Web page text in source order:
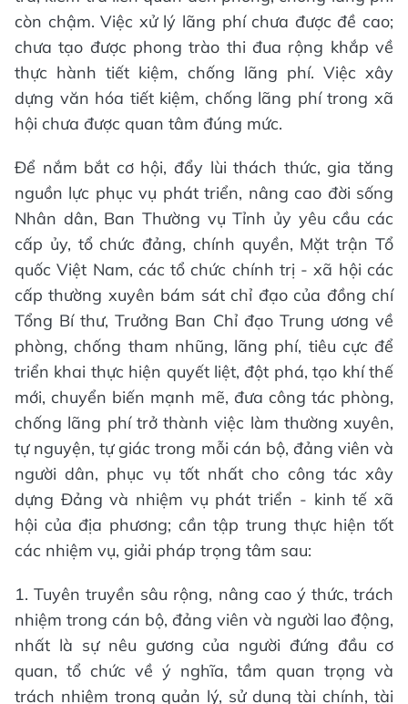
còn chậm. Việc xử lý lãng phí chưa được đề cao;
chưa tạo được phong trào thi đua rộng khắp về
thực hành tiết kiệm, chống lãng phí. Việc xây
dựng văn hóa tiết kiệm, chống lãng phí trong xã
hội chưa được quan tâm đúng mức.
Để nắm bắt cơ hội, đẩy lùi thách thức, gia tăng
nguồn lực phục vụ phát triển, nâng cao đời sống
Nhân dân, Ban Thường vụ Tỉnh ủy yêu cầu các
cấp ủy, tổ chức đảng, chính quyền, Mặt trận Tổ
quốc Việt Nam, các tổ chức chính trị - xã hội các
cấp thường xuyên bám sát chỉ đạo của đồng chí
Tổng Bí thư, Trưởng Ban Chỉ đạo Trung ương về
phòng, chống tham nhũng, lãng phí, tiêu cực để
triển khai thực hiện quyết liệt, đột phá, tạo khí thế
mới, chuyển biến mạnh mẽ, đưa công tác phòng,
chống lãng phí trở thành việc làm thường xuyên,
tự nguyện, tự giác trong mỗi cán bộ, đảng viên và
người dân, phục vụ tốt nhất cho công tác xây
dựng Đảng và nhiệm vụ phát triển - kinh tế xã
hội của địa phương; cần tập trung thực hiện tốt
các nhiệm vụ, giải pháp trọng tâm sau:
1. Tuyên truyền sâu rộng, nâng cao ý thức, trách
nhiệm trong cán bộ, đảng viên và người lao động,
nhất là sự nêu gương của người đứng đầu cơ
quan, tổ chức về ý nghĩa, tầm quan trọng và
trách nhiệm trong quản lý, sử dụng tài chính, tài